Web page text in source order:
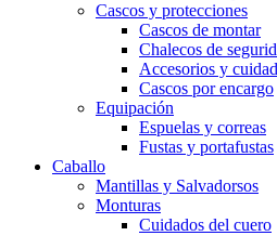
Cascos y protecciones
Cascos de montar
Chalecos de
Accesorios y
Cascos por encargo
Equipación
Espuelas y correas
Fustas y portafustas
Caballo
Mantillas y Salvadorsos
Monturas
Cuidados del cuero